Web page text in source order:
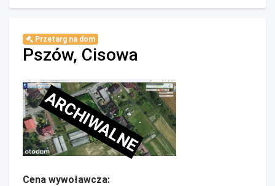
Przetarg na dom
Pszów, Cisowa
ARCHIWALNE
Cena wywoławcza: